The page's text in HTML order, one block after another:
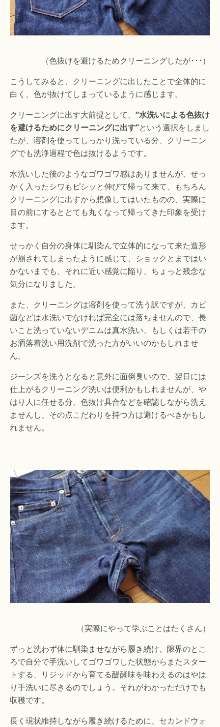
（色抜けを避けるためクリーニングしたが･･･）
こうしてみると、クリーニングに出したことで全体的に
白く、色が抜けてしまっているように感じます。
クリーニングに出す大前提として、 “水洗いによる色抜け
を避けるためにクリーニングに出す”という選択をしまし
たが、溶剤を使ってしっかり洗っている分、クリーニン
グでも洗浄過程で色は抜けるようです。
水洗いした後のようなゴワゴワ感はありませんが、せっ
かく入ったシワもピシッと伸びて帰って来て、もちろん
クリーニングに出すから想像してはいたものの、実際に
目の前にするととても丸くなって帰ってきた印象を受け
ます。
せっかく自分の身体に馴染んで立体的になって来た造形
が崩されてしまったように感じて、ショックとまではい
かないまでも、それに近い感覚に陥り、ちょっと残念な
気分になりました。
また、クリーニングは溶剤を使って洗う訳ですが、カビ
菌などは水洗いでなければ完全には落ちませんので、長
いこと洗っていないデニムは真水洗い、もしくは若干の
お洒落着洗い用洗剤で洗った方がいいのかもしれませ
ん。
ジーンズを洗うとなると意外に面倒臭いので、翌日には
仕上がるクリーニング洗いは便利かもしれませんが、や
はり人に任せる分、色抜け具合などを確認しながら洗え
ませんし、その点こだわりを持つ方は避けるべきかもし
れません。
（実際にやって学ぶことはたくさん）
ずっと洗わず体に馴染ませながら履き続け、限界のとこ
ろで自分で手洗いしてゴワゴワした状態からまたスター
トする、リジッドから育てる醍醐味を味わえるのはやは
り手洗いに尽きるのでしょう。それがわかっただけでも
収穫です。
長く現状維持しながら履き続けるために、セカンドウォ